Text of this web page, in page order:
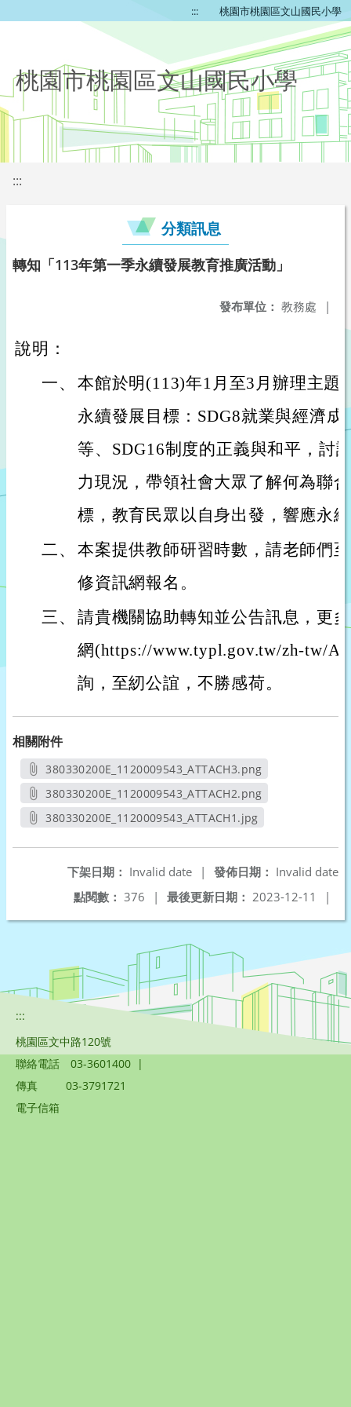
::: 桃園市桃園區文山國民小學
桃園市桃園區文山國民小學
:::
分類訊息
轉知「113年第一季永續發展教育推廣活動」
發布單位： 教務處 |
說明：
一、 本館於明(113)年1月至3月辦理主題
永續發展目標：SDG8就業與經濟成
等、SDG16制度的正義與和平，討
力現況，帶領社會大眾了解何為聯
標，教育民眾以自身出發，響應永
二、 本案提供教師研習時數，請老師們
修資訊網報名。
三、 請貴機關協助轉知並公告訊息，更
網(https://www.typl.gov.tw/zh-tw/
詢，至紉公誼，不勝感荷。
相關附件
380330200E_1120009543_ATTACH3.png
另開新視窗
380330200E_1120009543_ATTACH2.png
另開新視窗
380330200E_1120009543_ATTACH1.jpg
發佈日期： Invalid date
下架日期： Invalid date
|
最後更新日期： 2023-12-11 |
點閱數： 376 |
:::
桃園區文中路120號
聯絡電話
03-3601400 |
傳真
03-3791721
電子信箱